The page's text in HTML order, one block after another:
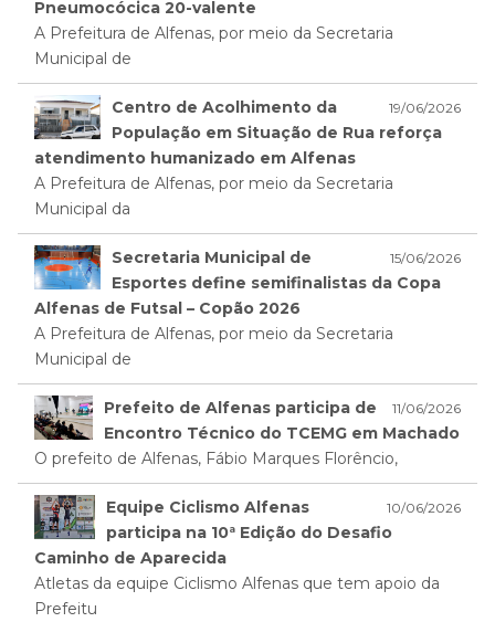
Pneumocócica 20-valente
A Prefeitura de Alfenas, por meio da Secretaria
Municipal de
19/06/2026
Centro de Acolhimento da
População em Situação de Rua reforça
atendimento humanizado em Alfenas
A Prefeitura de Alfenas, por meio da Secretaria
Municipal da
15/06/2026
Secretaria Municipal de
Esportes define semifinalistas da Copa
Alfenas de Futsal – Copão 2026
A Prefeitura de Alfenas, por meio da Secretaria
Municipal de
11/06/2026
Prefeito de Alfenas participa de
Encontro Técnico do TCEMG em Machado
O prefeito de Alfenas, Fábio Marques Florêncio,
10/06/2026
Equipe Ciclismo Alfenas
participa na 10ª Edição do Desafio
Caminho de Aparecida
Atletas da equipe Ciclismo Alfenas que tem apoio da
Prefeitu